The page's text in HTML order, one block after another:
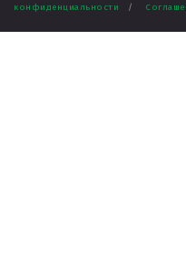
конфиденциальности
/